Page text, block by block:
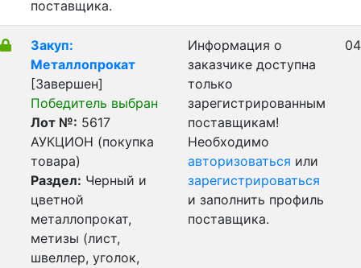
поставщика.
Закуп:
Металлопрокат
[Завершен]
Победитель выбран
Лот №: 5617
АУКЦИОН (покупка
товара)
Раздел: Черный и
цветной
металлопрокат,
метизы (лист,
швеллер, уголок,
Информация о
заказчике доступна
только
зарегистрированным
поставщикам!
Необходимо
авторизоваться или
зарегистрироваться
и заполнить профиль
поставщика.